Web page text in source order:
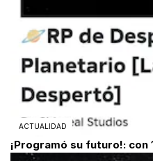
ACTUALIDAD
¡Programó su futuro!: